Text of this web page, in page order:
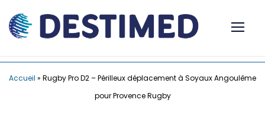
Accueil » Rugby Pro D2 – Périlleux déplacement à Soyaux Angoulême
pour Provence Rugby